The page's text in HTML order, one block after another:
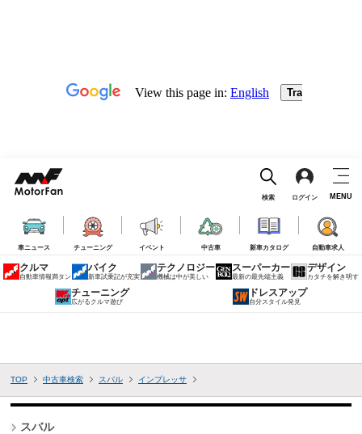
車ニュース チューニング イベント 中古車 新車カタログ 自動車求人
検索 ログイン MENU
クルマ
自動車情報満タン
バイク
新車試乗記が充実
テクノロジー
機械は中が美しい
スーパーカー
最新の最先端主義
デザイン
カタチを解き明す
チューニング
広がるクルマ遊び
ドレスアップ
自分スタイル発見
TOP 中古車検索 スバル インプレッサ
スバル